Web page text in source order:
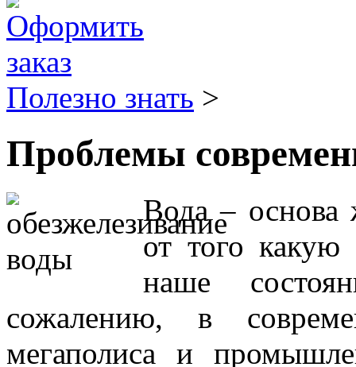
Полезно знать >
Проблемы
Вода – основа
от того какую
наше
сожалению, в
мегаполиса и